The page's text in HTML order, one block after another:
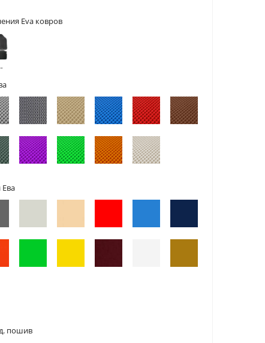
Eva ковров
Ева
пошив